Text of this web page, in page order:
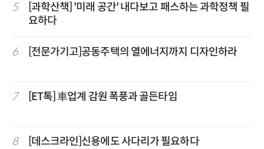
5
[과학산책] '미래 공간' 내다보고 패스하는 과학정책 필
요하다
6 [전문가기고]공동주택의 열에너지까지 디자인하라
7 [ET톡] 車업계 감원 폭풍과 골든타임
8 [데스크라인]신용에도 사다리가 필요하다